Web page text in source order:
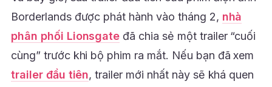
Borderlands được phát hành vào tháng 2, nhà
phân phối Lionsgate đã chia sẻ một trailer “cuối
cùng” trước khi bộ phim ra mắt. Nếu bạn đã xem
trailer đầu tiên, trailer mới nhất này sẽ khá quen